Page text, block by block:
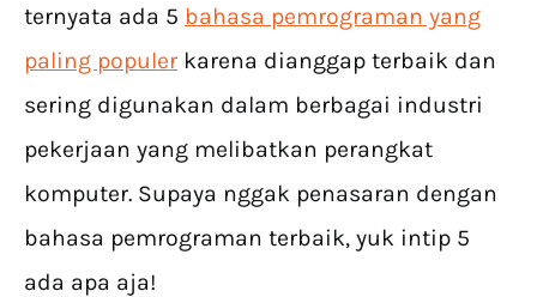
ternyata ada 5 bahasa pemrograman yang
paling populer karena dianggap terbaik dan
sering digunakan dalam berbagai industri
pekerjaan yang melibatkan perangkat
komputer. Supaya nggak penasaran dengan
bahasa pemrograman terbaik, yuk intip 5
ada apa aja!